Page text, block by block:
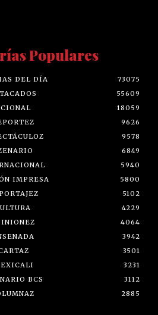
Populares
DEL DÍA
73075
55609
18059
9626
9578
6849
5940
IMPRESA
5800
5102
4229
4064
3942
3501
3231
BCS
3112
2885